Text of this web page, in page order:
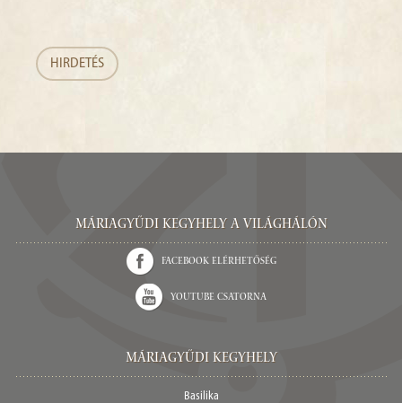
HIRDETÉS
Máriagyűdi Kegyhely a világhálón
Facebook elérhetőség
Youtube csatorna
Máriagyűdi Kegyhely
Basilika